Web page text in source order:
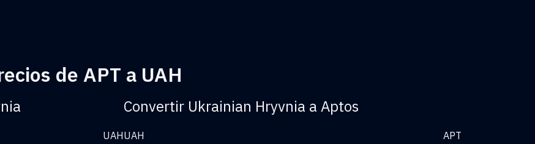
de APT a UAH
UAH
Convertir Ukrainian Hryvnia a Aptos
UAH
APT